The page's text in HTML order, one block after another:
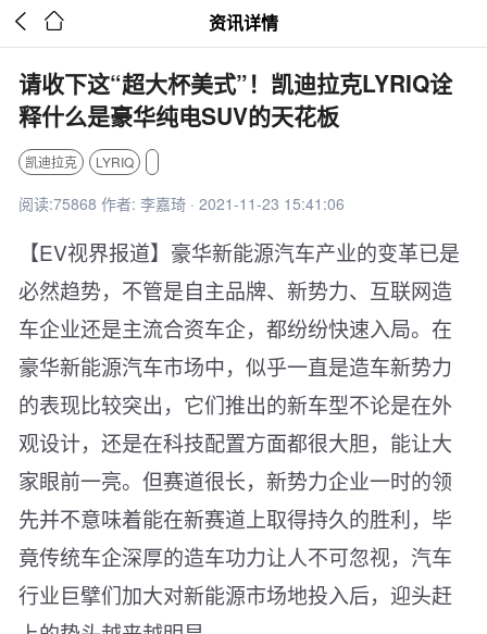
  资讯详情
请收下这“超大杯美式”！凯迪拉克LYRIQ诠
释什么是豪华纯电SUV的天花板
凯迪拉克 LYRIQ
阅读:75868 作者: 李嘉琦 · 2021-11-23 15:41:06
【EV视界报道】豪华新能源汽车产业的变革已是
必然趋势，不管是自主品牌、新势力、互联网造
车企业还是主流合资车企，都纷纷快速入局。在
豪华新能源汽车市场中，似乎一直是造车新势力
的表现比较突出，它们推出的新车型不论是在外
观设计，还是在科技配置方面都很大胆，能让大
家眼前一亮。但赛道很长，新势力企业一时的领
先并不意味着能在新赛道上取得持久的胜利，毕
竟传统车企深厚的造车功力让人不可忽视，汽车
行业巨擘们加大对新能源市场地投入后，迎头赶